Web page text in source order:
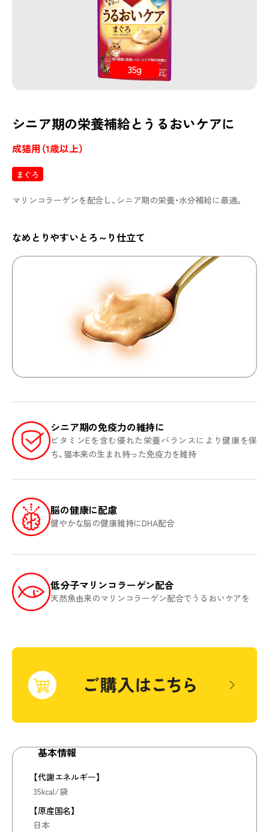
商品ラインアップ
特長
Webマガジン
35g
シニア期の栄養補給とうるおいケアに
成猫用（1歳以上）
まぐろ
マリンコラーゲンを配合し、シニア期の栄養・水分補給に最適。
なめとりやすいとろ～り仕立て
シニア期の免疫力の維持に
ビタミンEを含む優れた栄養バランスにより健康を保
ち、猫本来の生まれ持った免疫力を維持
脳の健康に配慮
健やかな脳の健康維持にDHA配合
低分子マリンコラーゲン配合
天然魚由来のマリンコラーゲン配合でうるおいケアを
基本情報
【代謝エネルギー】
35kcal/袋
【原産国名】
日本